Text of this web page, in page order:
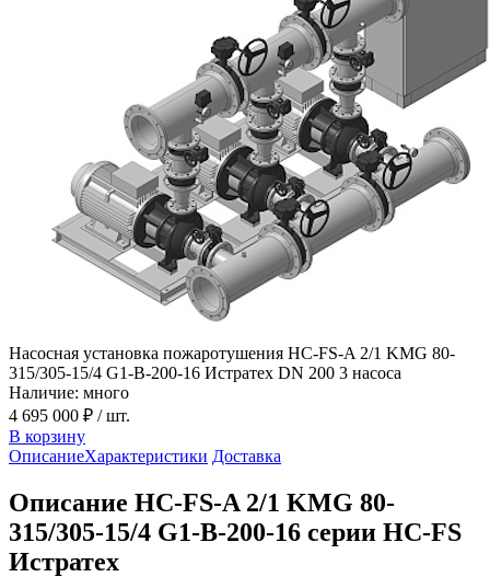
Насосная установка пожаротушения HC-FS-A 2/1 KMG 80-
315/305-15/4 G1-B-200-16 Истратех DN 200 3 насоса
Наличие: много
4 695 000 ₽ / шт.
В корзину
ОписаниеХарактеристики Доставка
Описание HC-FS-A 2/1 KMG 80-
315/305-15/4 G1-B-200-16 серии HC-FS
Истратех